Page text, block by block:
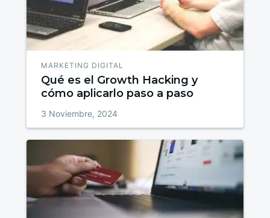
MARKETING DIGITAL
Qué es el Growth Hacking y
cómo aplicarlo paso a paso
3 Noviembre, 2024